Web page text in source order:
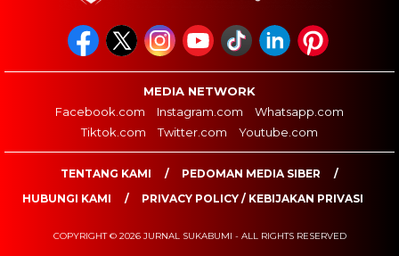
MEDIA NETWORK
Facebook.com
Instagram.com
Whatsapp.com
Tiktok.com
Twitter.com Youtube.com
TENTANG KAMI
PEDOMAN MEDIA SIBER
HUBUNGI KAMI
PRIVACY POLICY / KEBIJAKAN PRIVASI
COPYRIGHT © 2026 JURNAL SUKABUMI - ALL RIGHTS RESERVED